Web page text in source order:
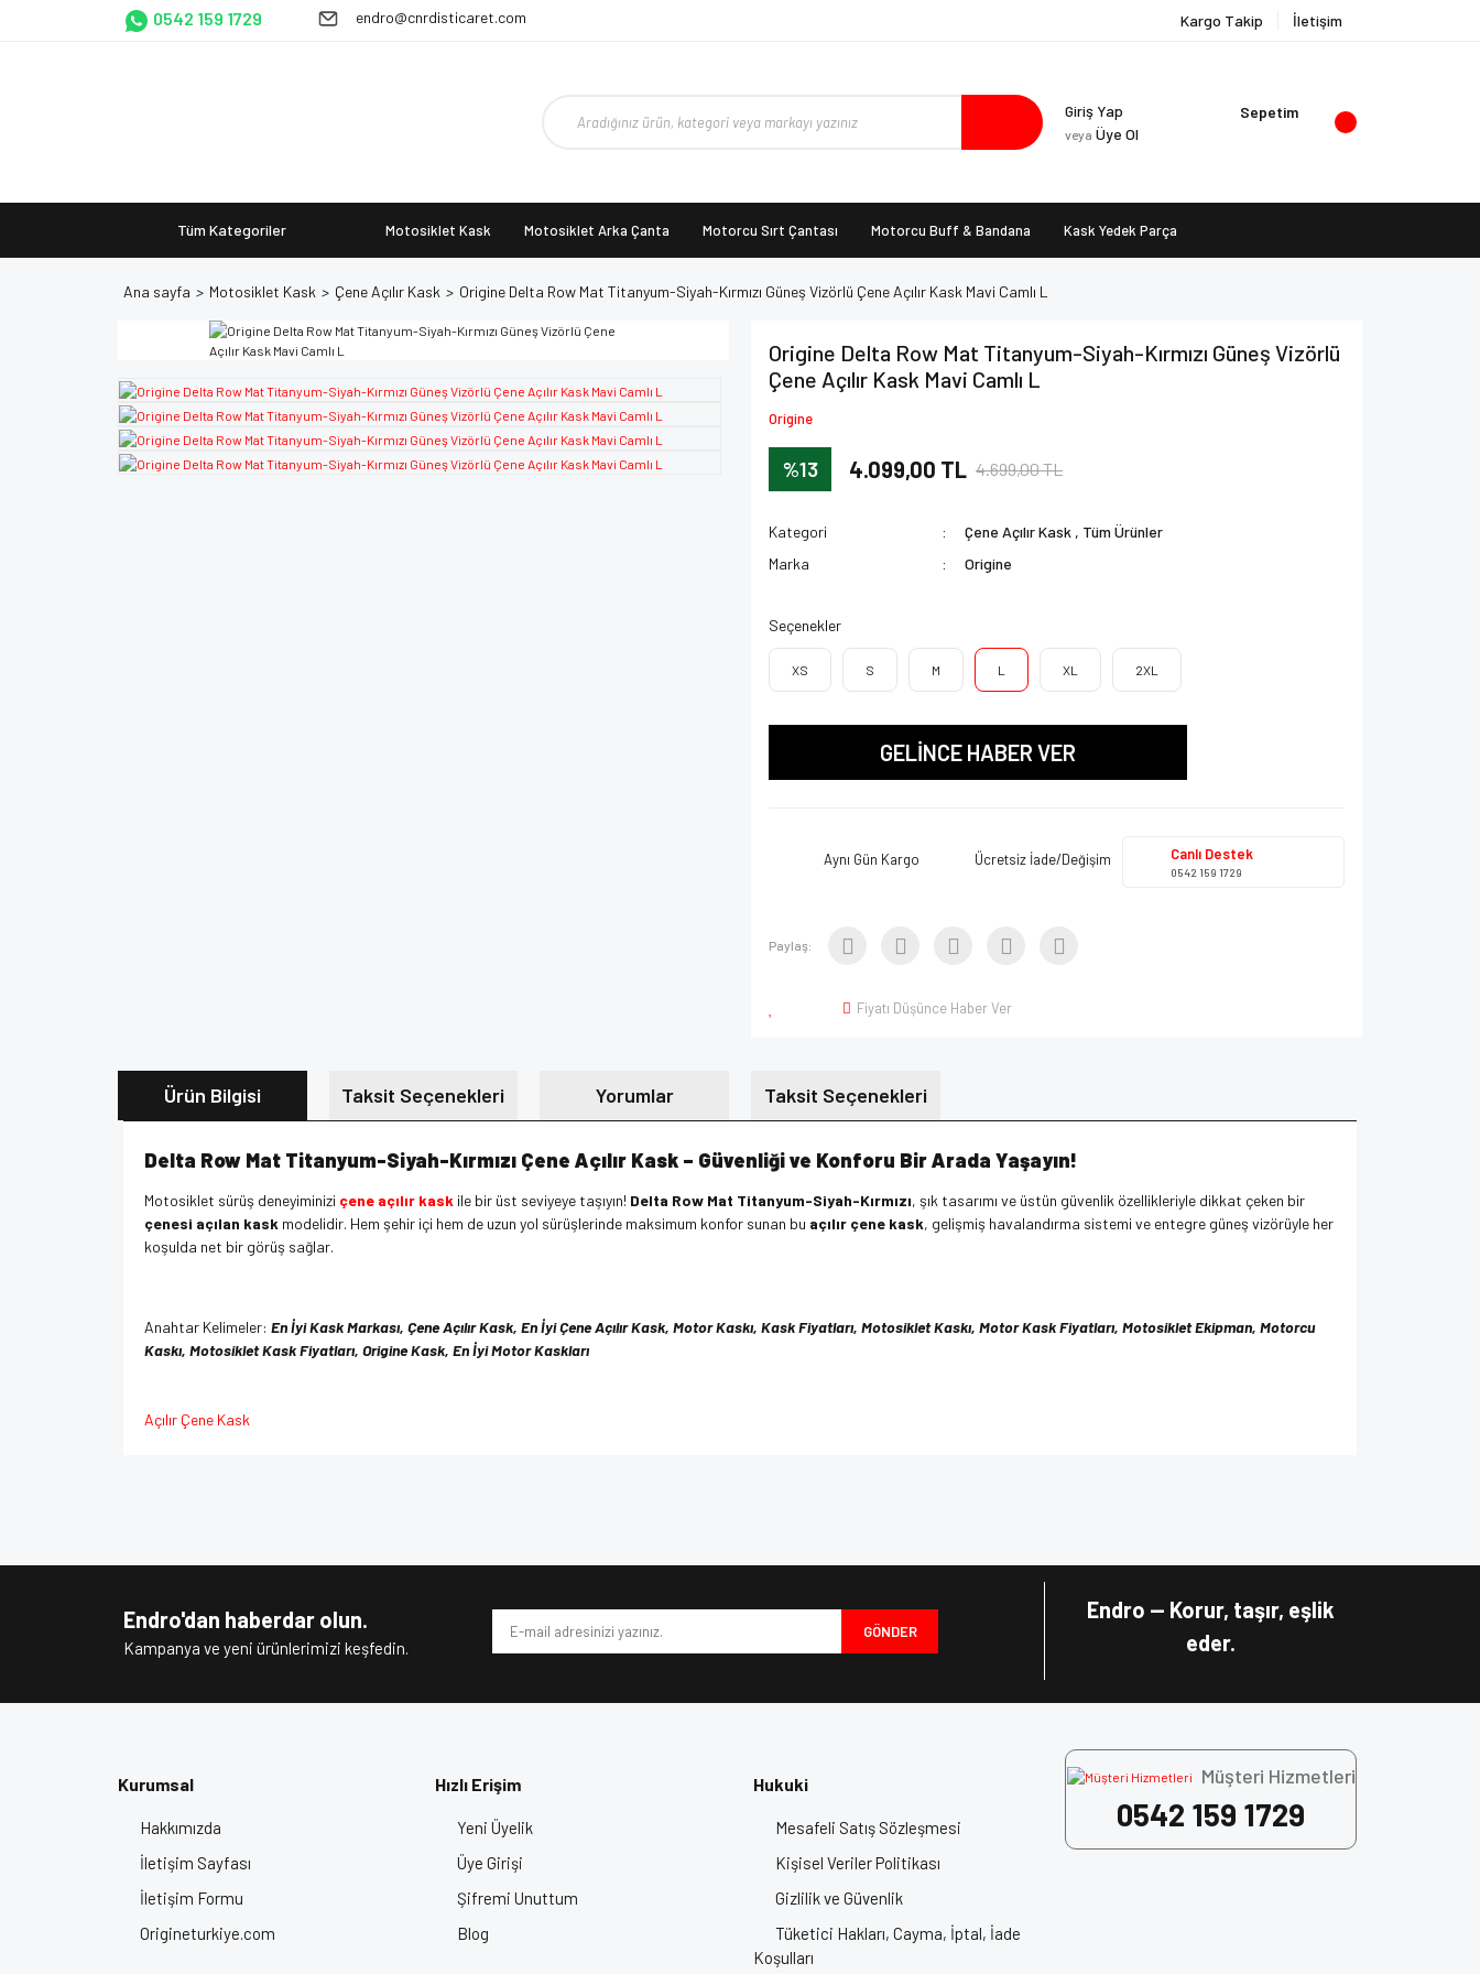
0542 159 1729 endro@cnrdisticaret.com Kargo Takip İletişim
Giriş Yap
veya Üye Ol
Sepetim
Tüm Kategoriler Motosiklet Kask Motosiklet Arka Çanta Motorcu Sırt Çantası Motorcu Buff & Bandana Kask Yedek Parça
Ana sayfa Motosiklet Kask Çene Açılır Kask Origine Delta Row Mat Titanyum-Siyah-Kırmızı Güneş Vizörlü Çene Açılır Kask Mavi Camlı L
Origine Delta Row Mat Titanyum-Siyah-Kırmızı Güneş Vizörlü
Çene Açılır Kask Mavi Camlı L
Origine
%13 4.099,00 TL 4.699,00 TL
Kategori Çene Açılır Kask , Tüm Ürünler
Marka
Origine
Seçenekler
XS S M L XL 2XL
GELİNCE HABER VER
Aynı Gün Kargo Ücretsiz İade/Değişim Canlı Destek
0542 159 1729
Paylaş:
Fiyatı Düşünce Haber Ver
Ürün Bilgisi Taksit Seçenekleri Yorumlar Taksit Seçenekleri
Delta Row Mat Titanyum-Siyah-Kırmızı Çene Açılır Kask – Güvenliği ve Konforu Bir Arada Yaşayın!
Motosiklet sürüş deneyiminizi çene açılır kask ile bir üst seviyeye taşıyın! Delta Row Mat Titanyum-Siyah-Kırmızı, şık tasarımı ve üstün güvenlik özellikleriyle dikkat çeken bir
çenesi açılan kask modelidir. Hem şehir içi hem de uzun yol sürüşlerinde maksimum konfor sunan bu açılır çene kask, gelişmiş havalandırma sistemi ve entegre güneş vizörüyle her
koşulda net bir görüş sağlar.
Anahtar Kelimeler: En İyi Kask Markası, Çene Açılır Kask, En İyi Çene Açılır Kask, Motor Kaskı, Kask Fiyatları, Motosiklet Kaskı, Motor Kask Fiyatları, Motosiklet Ekipman, Motorcu
Kaskı, Motosiklet Kask Fiyatları, Origine Kask, En İyi Motor Kaskları
Açılır Çene Kask
Ürün resmi kalitesiz, bozuk veya görüntülenemiyor.
Ürün bilgilerinde hatalar bulunuyor.
Bu ürüne benzer farklı alternatifler olmalı.
Endro'dan haberdar olun.
Kampanya ve yeni ürünlerimizi keşfedin.
GÖNDER
Endro — Korur, taşır, eşlik
eder.
Kurumsal
Hakkımızda
İletişim Sayfası
İletişim Formu
Origineturkiye.com
Hızlı Erişim
Yeni Üyelik
Üye Girişi
Şifremi Unuttum
Blog
Hukuki
Mesafeli Satış Sözleşmesi
Kişisel Veriler Politikası
Gizlilik ve Güvenlik
Tüketici Hakları, Cayma, İptal, İade
Koşulları
Müşteri Hizmetleri
0542 159 1729